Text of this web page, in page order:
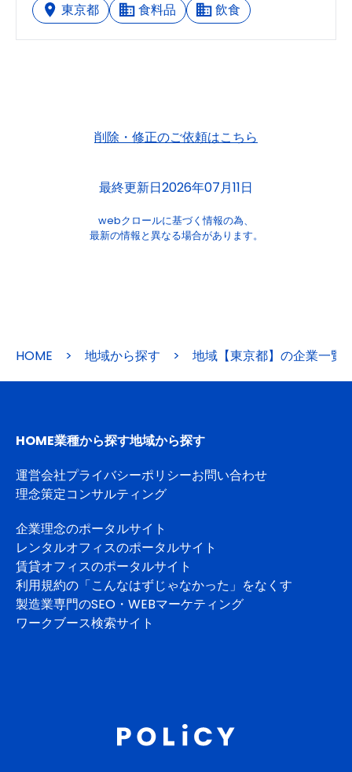
東京都 食料品 飲食
削除・修正のご依頼はこちら
最終更新日2026年07月11日
webクロールに基づく情報の為、
最新の情報と異なる場合があります。
HOME > 地域から探す > 地域【東京都】の企業一覧
HOME業種から探す地域から探す
運営会社プライバシーポリシーお問い合わせ
理念策定コンサルティング
企業理念のポータルサイト
レンタルオフィスのポータルサイト
賃貸オフィスのポータルサイト
利用規約の「こんなはずじゃなかった」をなくす
製造業専門のSEO・WEBマーケティング
ワークブース検索サイト